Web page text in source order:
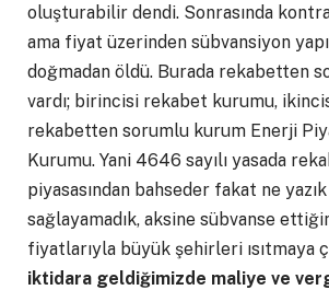
oluşturabilir dendi. Sonrasında
ama fiyat üzerinden sübvansiyon
doğmadan öldü. Burada rekabetten
vardı; birincisi rekabet kurumu,
rekabetten sorumlu kurum Enerji
Kurumu. Yani 4646 sayılı yasada
piyasasından bahseder fakat ne
sağlayamadık, aksine sübvanse
fiyatlarıyla büyük şehirleri ısıtmaya
iktidara geldiğimizde maliye ve